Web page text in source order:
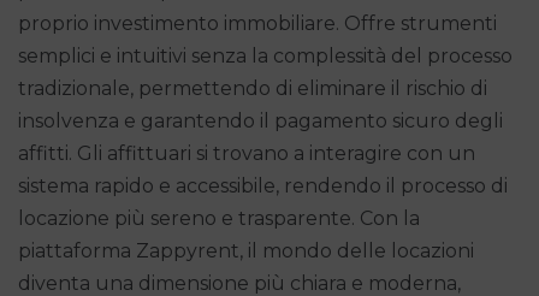
proprio investimento immobiliare. Offre strumenti
semplici e intuitivi senza la complessità del processo
tradizionale, permettendo di eliminare il rischio di
insolvenza e garantendo il pagamento sicuro degli
affitti. Gli affittuari si trovano a interagire con un
sistema rapido e accessibile, rendendo il processo di
locazione più sereno e trasparente. Con la
piattaforma Zappyrent, il mondo delle locazioni
diventa una dimensione più chiara e moderna,